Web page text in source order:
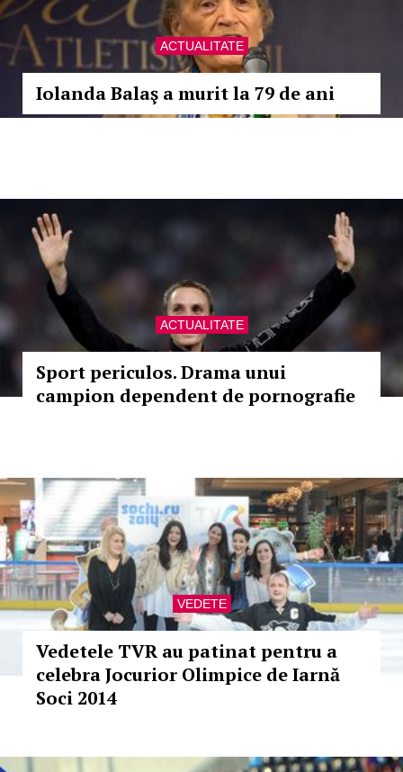
ACTUALITATE
Iolanda Balaş a murit la 79 de ani
ACTUALITATE
Sport periculos. Drama unui
campion dependent de pornografie
VEDETE
Vedetele TVR au patinat pentru a
celebra Jocurior Olimpice de Iarnă
Soci 2014